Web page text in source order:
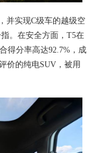
并实现C级车的越级空
。在安全方面，T5在
得分率高达92.7%，成
价的纯电SUV，被用